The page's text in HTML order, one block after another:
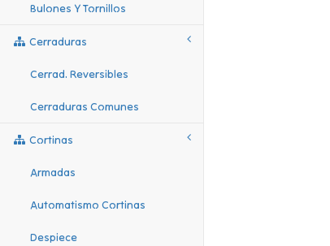
Bulones Y Tornillos
Cerraduras
Cerrad. Reversibles
Cerraduras Comunes
Cortinas
Armadas
Automatismo Cortinas
Despiece